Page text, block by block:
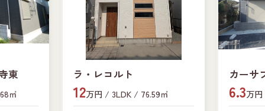
東
㎡
ラ・レコルト
12万円 / 3LDK / 76.59㎡
カーサ
6.3万